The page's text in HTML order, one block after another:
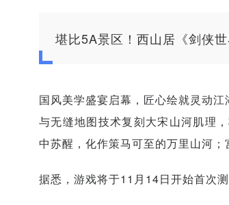
堪比5A景区！西山居《剑侠
国风美学盛宴启幕，匠心绘就灵动
与无缝地图技术复刻大宋山河肌理
中苏醒，化作策马可至的万里山河
据悉，游戏将于11月14日开始首次